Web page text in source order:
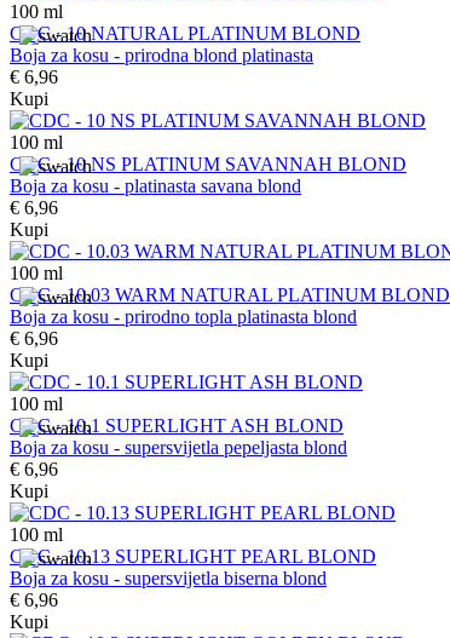
100 ml
CDC - 10 NATURAL PLATINUM BLOND
Boja za kosu - prirodna blond platinasta
€ 6,96
Kupi
100 ml
CDC - 10 NS PLATINUM SAVANNAH BLOND
Boja za kosu - platinasta savana blond
€ 6,96
Kupi
100 ml
CDC - 10.03 WARM NATURAL PLATINUM BLOND
Boja za kosu - prirodno topla platinasta blond
€ 6,96
Kupi
100 ml
CDC - 10.1 SUPERLIGHT ASH BLOND
Boja za kosu - supersvijetla pepeljasta blond
€ 6,96
Kupi
100 ml
CDC - 10.13 SUPERLIGHT PEARL BLOND
Boja za kosu - supersvijetla biserna blond
€ 6,96
Kupi